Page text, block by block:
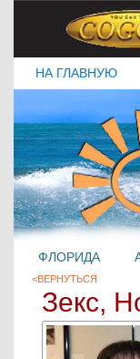
НА ГЛАВНУЮ
ФЛОРИДА
<ВЕРНУТЬСЯ
Зекс,